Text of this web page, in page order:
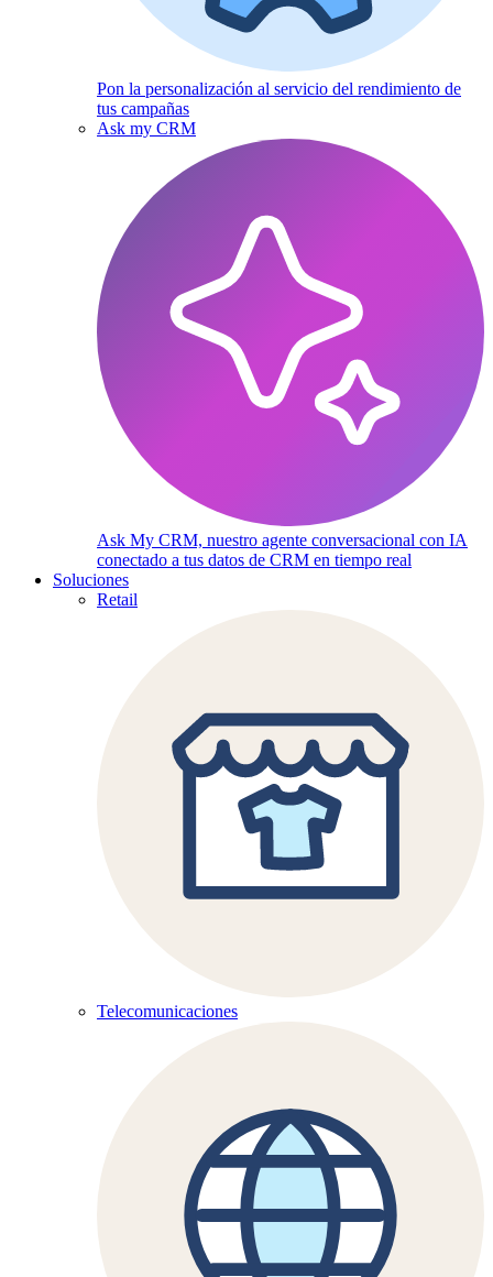
Pon la personalización al servicio del rendimiento de
tus campañas
Ask my CRM
Ask My CRM, nuestro agente conversacional con IA
conectado a tus datos de CRM en tiempo real
Soluciones
Retail
Telecomunicaciones